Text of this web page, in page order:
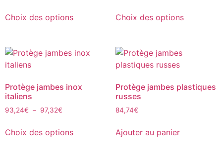
Choix des options Choix des options
Protège jambes inox
italiens
93,24€ – 97,32€
Choix des options
Protège jambes plastiques
russes
84,74€
Ajouter au panier